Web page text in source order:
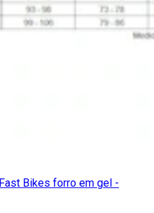
Bikes forro em gel -